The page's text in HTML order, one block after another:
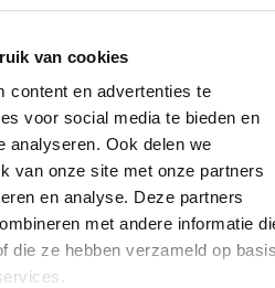
van cookies
content en advertenties te
voor social media te bieden en
analyseren. Ook delen we
van onze site met onze partners
en analyse. Deze partners
met andere informatie
die ze hebben verzameld op
belang van braken
zijn en het belang daarvan voor
zijn vaak de oorzaak van braken.
een omgeving die slank zijn
het achterhalen van de basis is
en gedrag
suggesties of post-
suggesties hebben als